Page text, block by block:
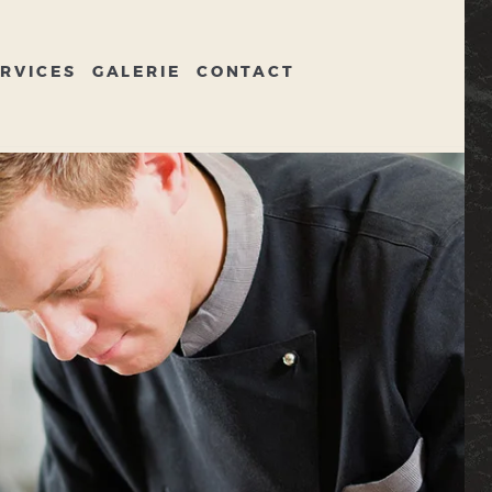
GALERIE CONTACT